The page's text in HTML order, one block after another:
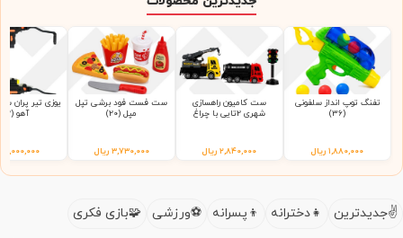
تفنگ توپ انداز سلفونی
(36)
۱,۸۸۰,۰۰۰ ریال
ست کامیون راهسازی
شهری 2تایی با چراغ
۲,۸۴۰,۰۰۰ ریال
ست فست فود برشی تپل
مپل (20)
۳,۷۳۰,۰۰۰ ریال
آهو (92)
۲,۰۰۰,۰۰۰
جدیدترین دخترانه پسرانه ورزشی بازی فکری